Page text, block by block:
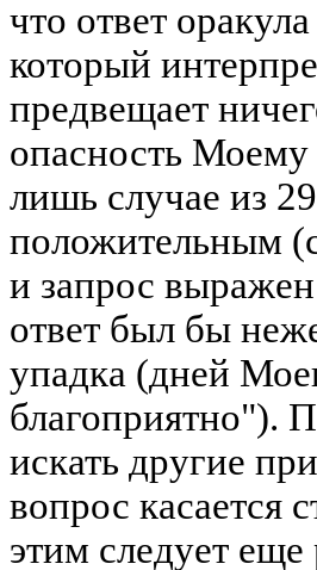
что ответ
который
предвещает
опасность
лишь случае из
положительным
и запрос
ответ был бы
упадка (дней
благоприятно").
искать другие
вопрос касается
этим следует